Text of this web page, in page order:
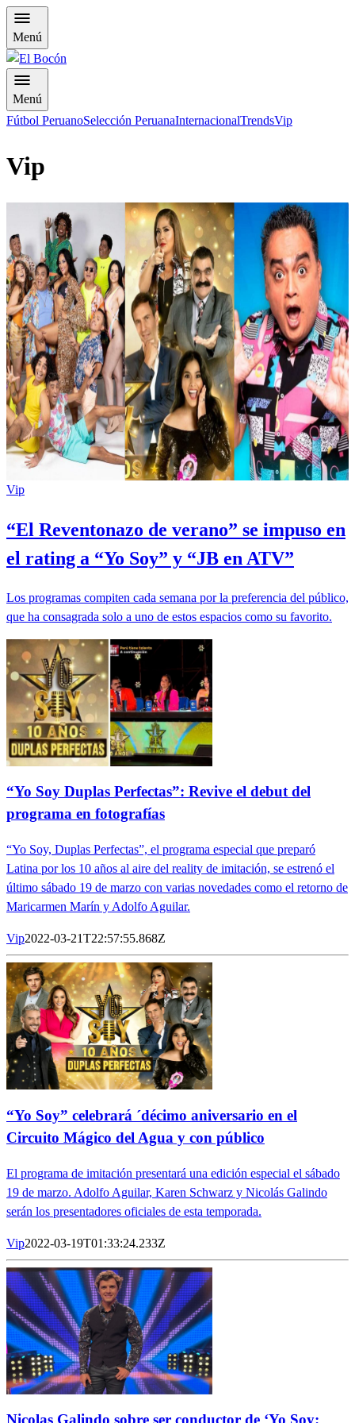
Menú
Menú
Fútbol PeruanoSelección PeruanaInternacionalTrendsVip
Vip
Vip
“El Reventonazo de verano” se impuso en
el rating a “Yo Soy” y “JB en ATV”
Los programas compiten cada semana por la preferencia del público,
que ha consagrada solo a uno de estos espacios como su favorito.
“Yo Soy Duplas Perfectas”: Revive el debut del
programa en fotografías
“Yo Soy, Duplas Perfectas”, el programa especial que preparó
Latina por los 10 años al aire del reality de imitación, se estrenó el
último sábado 19 de marzo con varias novedades como el retorno de
Maricarmen Marín y Adolfo Aguilar.
Vip2022-03-21T22:57:55.868Z
“Yo Soy” celebrará ´décimo aniversario en el
Circuito Mágico del Agua y con público
El programa de imitación presentará una edición especial el sábado
19 de marzo. Adolfo Aguilar, Karen Schwarz y Nicolás Galindo
serán los presentadores oficiales de esta temporada.
Vip2022-03-19T01:33:24.233Z
Nicolas Galindo sobre ser conductor de ‘Yo Soy: